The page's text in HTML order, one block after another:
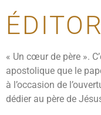
« Un cœur de père ».
apostolique que le
à l’occasion de
dédier au père de